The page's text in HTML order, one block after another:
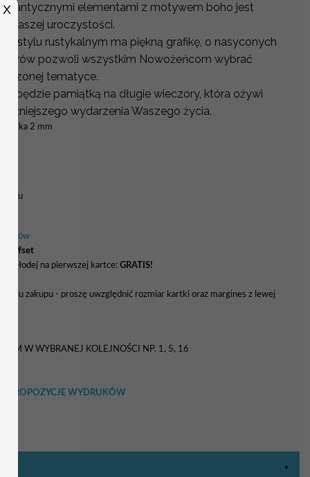
elementami z motywem boho jest
Waszej uroczystości.
w stylu rustykalnym ma piękną grafikę, o nasyconych
pozwoli wszystkim Nowożeńcom wybrać
tematyce.
będzie pamiątką na długie wieczory, która ożywi
wydarzenia Waszego życia.
2 mm
offset
młodej na pierwszej kartce: GRATIS!
zakupu - proszę uwzględnić rozmiar kartki oraz margines z lewej
W WYBRANEJ KOLEJNOŚCI NP. 1, 5, 16
PROPOZYCJE WYDRUKÓW
X